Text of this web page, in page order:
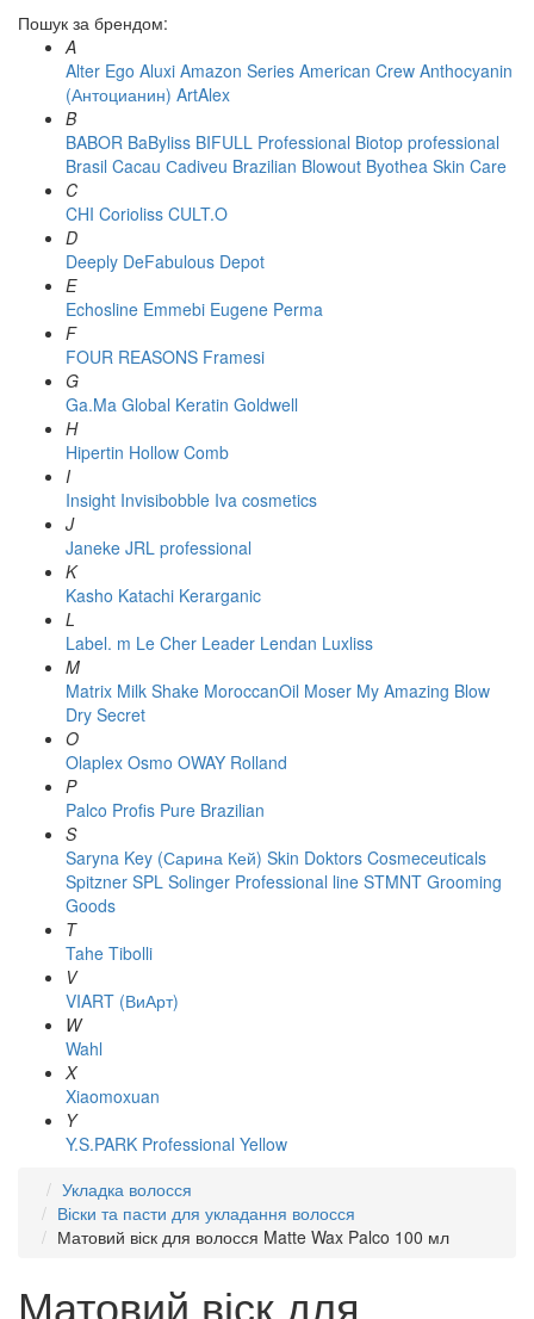
Пошук за брендом:
A
Alter Ego Aluxi Amazon Series American Crew Anthocyanin
(Антоцианин) ArtAlex
B
BABOR BaByliss BIFULL Professional Biotop professional
Brasil Cacau Сadiveu Brazilian Blowout Byothea Skin Care
C
CHI Corioliss CULT.O
D
Deeply DeFabulous Depot
E
Echosline Emmebi Eugene Perma
F
FOUR REASONS Framesi
G
Ga.Ma Global Keratin Goldwell
H
Hipertin Hollow Comb
I
Insight Invisibobble Iva cosmetics
J
Janeke JRL professional
K
Kasho Katachi Kerarganic
L
Label. m Le Cher Leader Lendan Luxliss
M
Matrix Milk Shake MoroccanOil Moser My Amazing Blow
Dry Secret
O
Olaplex Osmo OWAY Rolland
P
Palco Profis Pure Brazilian
S
Saryna Key (Сарина Кей) Skin Doktors Cosmeceuticals
Spitzner SPL Solinger Professional line STMNT Grooming
Goods
T
Tahe Tibolli
V
VIART (ВиАрт)
W
Wahl
X
Xiaomoxuan
Y
Y.S.PARK Professional Yellow
Укладка волосся
Віски та пасти для укладання волосся
Матовий віск для волосся Matte Wax Palco 100 мл
Матовий віск для